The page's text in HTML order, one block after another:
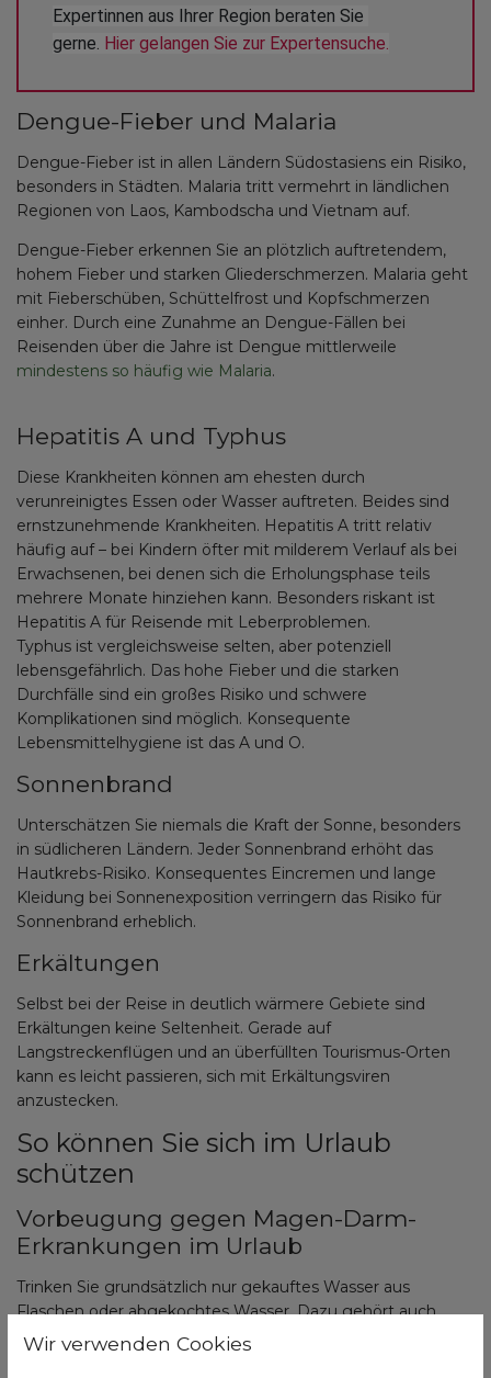
Expertinnen aus Ihrer Region beraten Sie
gerne. Hier gelangen Sie zur Expertensuche.
Dengue-Fieber und Malaria
Dengue-Fieber ist in allen Ländern Südostasiens ein Risiko,
besonders in Städten. Malaria tritt vermehrt in ländlichen
Regionen von Laos, Kambodscha und Vietnam auf.
Dengue-Fieber erkennen Sie an plötzlich auftretendem,
hohem Fieber und starken Gliederschmerzen. Malaria geht
mit Fieberschüben, Schüttelfrost und Kopfschmerzen
einher. Durch eine Zunahme an Dengue-Fällen bei
Reisenden über die Jahre ist Dengue mittlerweile
mindestens so häufig wie Malaria.
Hepatitis A und Typhus
Diese Krankheiten können am ehesten durch
verunreinigtes Essen oder Wasser auftreten. Beides sind
ernstzunehmende Krankheiten. Hepatitis A tritt relativ
häufig auf – bei Kindern öfter mit milderem Verlauf als bei
Erwachsenen, bei denen sich die Erholungsphase teils
mehrere Monate hinziehen kann. Besonders riskant ist
Hepatitis A für Reisende mit Leberproblemen.
Typhus ist vergleichsweise selten, aber potenziell
lebensgefährlich. Das hohe Fieber und die starken
Durchfälle sind ein großes Risiko und schwere
Komplikationen sind möglich. Konsequente
Lebensmittelhygiene ist das A und O.
Sonnenbrand
Unterschätzen Sie niemals die Kraft der Sonne, besonders
in südlicheren Ländern. Jeder Sonnenbrand erhöht das
Hautkrebs-Risiko. Konsequentes Eincremen und lange
Kleidung bei Sonnenexposition verringern das Risiko für
Sonnenbrand erheblich.
Erkältungen
Selbst bei der Reise in deutlich wärmere Gebiete sind
Erkältungen keine Seltenheit. Gerade auf
Langstreckenflügen und an überfüllten Tourismus-Orten
kann es leicht passieren, sich mit Erkältungsviren
anzustecken.
So können Sie sich im Urlaub
schützen
Vorbeugung gegen Magen-Darm-
Erkrankungen im Urlaub
Trinken Sie grundsätzlich nur gekauftes Wasser aus
Flaschen oder abgekochtes Wasser. Dazu gehört auch,
Eiswürfel aus Leitungswasser zu vermeiden!
Wir verwenden Cookies